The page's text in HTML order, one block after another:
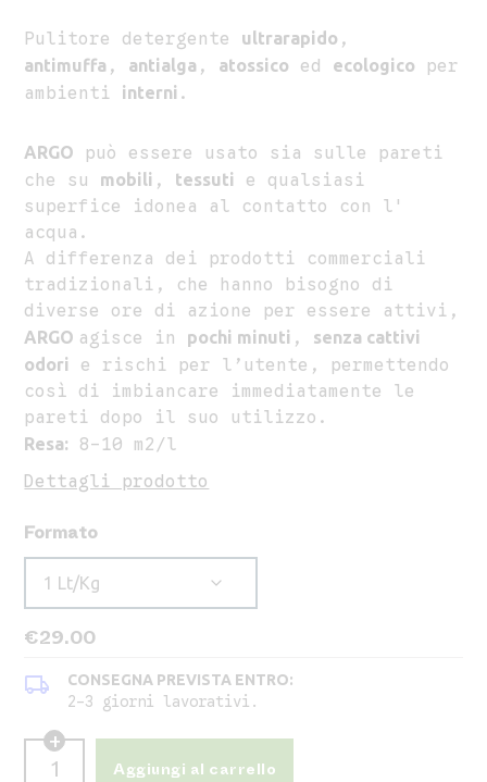
Pulitore detergente ultrarapido ,
antimuffa , antialga , atossico ed ecologico
per
ambienti interni .
ARGO
può essere usato sia sulle pareti
che su mobili , tessuti
e qualsiasi
superfice idonea al contatto con l'
acqua.
A differenza dei prodotti commerciali
tradizionali, che hanno bisogno di
diverse ore di azione per essere attivi,
ARGO agisce in pochi minuti , senza cattivi
odori
e rischi per l’utente, permettendo
così di imbiancare immediatamente le
pareti dopo il suo utilizzo.
Resa:
8-10 m2/l
Dettagli prodotto
Formato
€29.00
local_shipping CONSEGNA PREVISTA ENTRO:
2-3 giorni lavorativi.
Aggiungi al carrello